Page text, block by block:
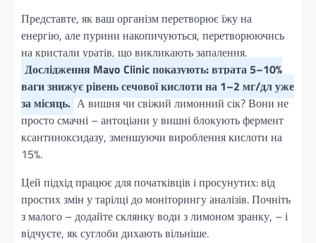
Представте, як ваш організм перетворює їжу на
енергію, але пурини накопичуються, перетворюючись
на кристали уратів, що викликають запалення.
Дослідження Mayo Clinic показують: втрата 5–10%
ваги знижує рівень сечової кислоти на 1–2 мг/дл уже
за місяць. А вишня чи свіжий лимонний сік? Вони не
просто смачні – антоціани у вишні блокують фермент
ксантиноксидазу, зменшуючи вироблення кислоти на
15%.
Цей підхід працює для початківців і просунутих: від
простих змін у тарілці до моніторингу аналізів. Почніть
з малого – додайте склянку води з лимоном зранку, – і
відчуєте, як суглоби дихають вільніше.